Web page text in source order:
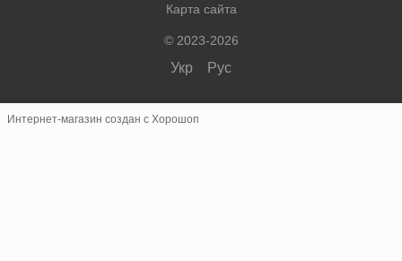
Карта сайта
© 2023-2026
Укр Рус
Интернет-магазин создан с Хорошоп